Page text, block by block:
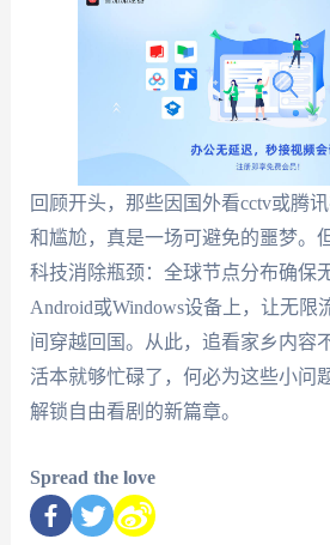
回顾开头，那些因国外看cctv或腾
和尴尬，真是一场可避免的噩梦。
科技消除瓶颈：全球节点分布确保
Android或Windows设备上，让无限
间穿越回国。从此，追看家乡内
活本就够忙碌了，何必为这些小问
解锁自由看剧的新篇章。
Spread the love